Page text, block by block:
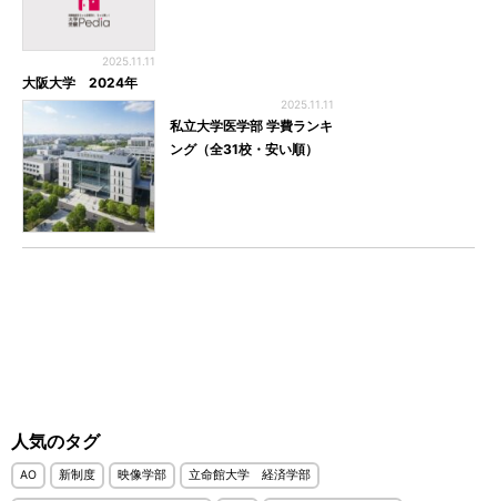
2025.11.11
大阪大学 2024年
2025.11.11
私立大学医学部 学費ランキ
ング（全31校・安い順）
人気のタグ
AO 新制度 映像学部 立命館大学 経済学部